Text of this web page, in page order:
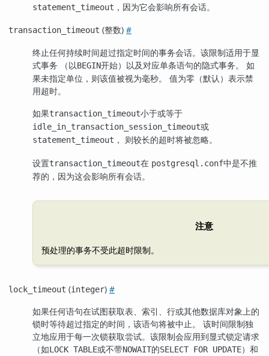
statement_timeout ，因为它会影响所有会话。
transaction_timeout (整数) #
终止任何持续时间超过指定时间的事务会话。该限制适用于显
式事务 （以BEGIN开始）以及对应单条语句的隐式事务。 如
果未指定单位，则该值被视为毫秒。 值为零（默认）表示禁
用超时。
如果transaction_timeout小于或等于
idle_in_transaction_session_timeout或
statement_timeout ， 则较长的超时将被忽略。
设置transaction_timeout在 postgresql.conf中是不推
荐的，因为这会影响所有会话。
注意
预处理的事务不受此超时限制。
lock_timeout (integer) #
如果任何语句在试图获取表、索引、行或其他数据库对象上的
锁时等待超过指定的时间，该语句将被中止。 该时间限制独
立地应用于每一次锁获取尝试。该限制会应用到显式锁定请求
（如LOCK TABLE或不带NOWAIT的SELECT FOR UPDATE）和